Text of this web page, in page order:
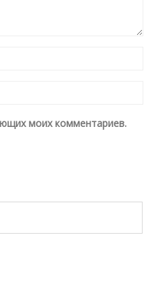
моих комментариев.